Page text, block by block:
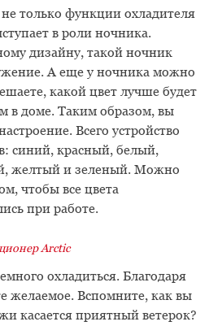
не только функции охладителя
в роли ночника.
дизайну, такой ночник
А еще у ночника можно
какой цвет лучше будет
в доме. Таким образом, вы
Всего устройство
синий, красный, белый,
желтый и зеленый. Можно
чтобы все цвета
при работе.
Arctiс
охладиться. Благодаря
желаемое. Вспомните, как вы
касается приятный ветерок?